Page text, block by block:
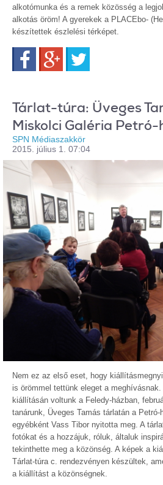
alkotómunka és a remek közösség a
alkotás öröm! A gyerekek a PLACEbo-
készítettek észlelési térképet.
FacebookGoogle+
Tárlat-túra: Üveges
Miskolci Galéria
SPN Médiaszakkör
2015. július 1. 07:04
Nem ez az első eset, hogy
is örömmel tettünk eleget a
kiállításán voltunk a Feledy-házban,
tanárunk, Üveges Tamás tárlatán a
egyébként Vass Tibor nyitotta meg. A
fotókat és a hozzájuk, róluk, általuk
tekinthette meg a közönség. A képek a
Tárlat-túra c. rendezvényen készültek,
a kiállítást a közönségnek.